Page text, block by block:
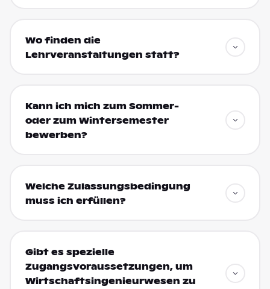
Wo finden die
Lehrveranstaltungen statt?
Kann ich mich zum Sommer-
oder zum Wintersemester
bewerben?
Welche Zulassungsbedingung
muss ich erfüllen?
Gibt es spezielle
Zugangsvoraussetzungen, um
Wirtschaftsingenieurwesen zu